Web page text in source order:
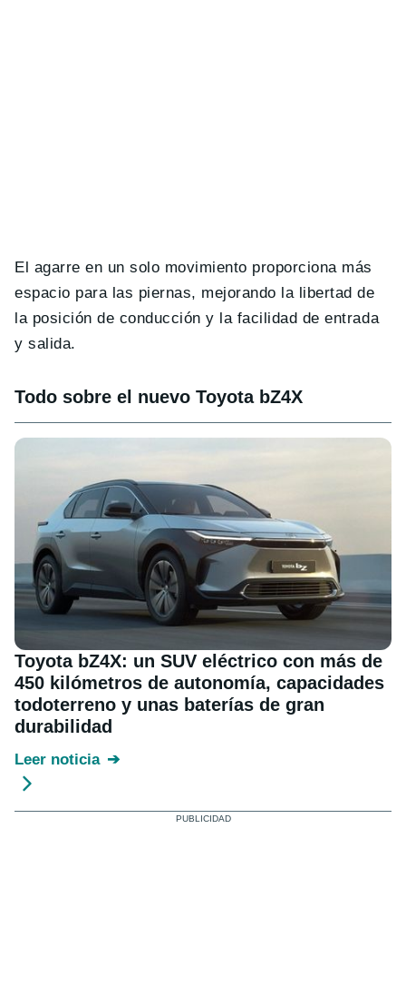
El agarre en un solo movimiento proporciona más
espacio para las piernas, mejorando la libertad de
la posición de conducción y la facilidad de entrada
y salida.
Todo sobre el nuevo Toyota bZ4X
Toyota bZ4X: un SUV eléctrico con más de
450 kilómetros de autonomía, capacidades
todoterreno y unas baterías de gran
durabilidad
Leer noticia